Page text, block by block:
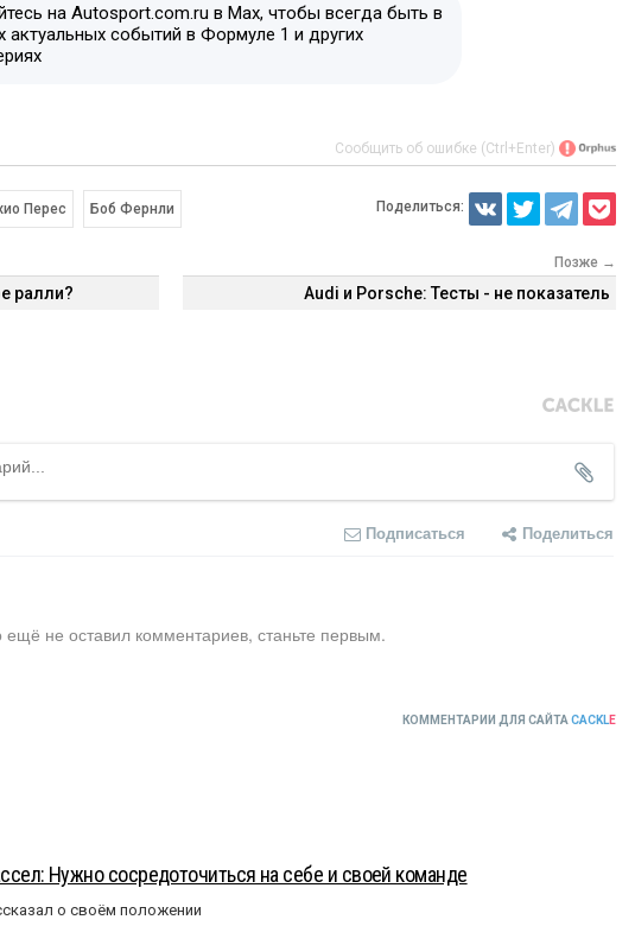
на Autosport.com.ru в Max, чтобы всегда быть в
актуальных событий в Формуле 1 и других
Сообщить об ошибке (Ctrl+Enter)
Перес Боб Фернли Поделиться:
ралли?
Позже →
Audi и Porsche: Тесты - не показатель
Подписаться Поделиться
ещё не оставил комментариев, станьте первым.
КОММЕНТАРИИ ДЛЯ САЙТА CACKLE
Нужно сосредоточиться на себе и своей команде
о своём положении